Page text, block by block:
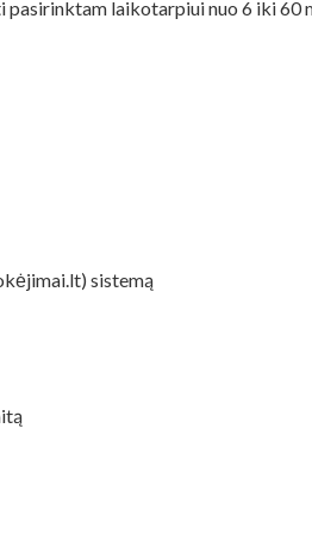
pasirinktam laikotarpiui nuo 6 iki 60
sistemą